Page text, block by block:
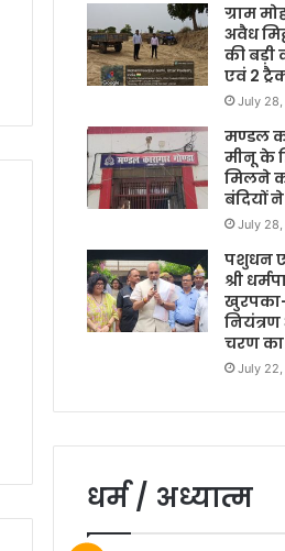
ग्राम
अवैध
की बड़ी
एवं 2
July
मण्डल
मीनू के
मिलने
बंदियों
July
पशुधन
श्री
चरण का
July
धर्म / अध्यात्म